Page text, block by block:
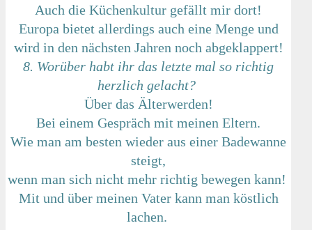
Auch die Küchenkultur gefällt mir dort!
Europa bietet allerdings auch eine Menge und
wird in den nächsten Jahren noch abgeklappert!
8. Worüber habt ihr das letzte mal so richtig
herzlich gelacht?
Über das Älterwerden!
Bei einem Gespräch mit meinen Eltern.
Wie man am besten wieder aus einer Badewanne
steigt,
wenn man sich nicht mehr richtig bewegen kann!
Mit und über meinen Vater kann man köstlich
lachen.